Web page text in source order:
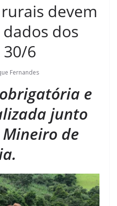
devem
dos
6
Fernandes
e
junto
de